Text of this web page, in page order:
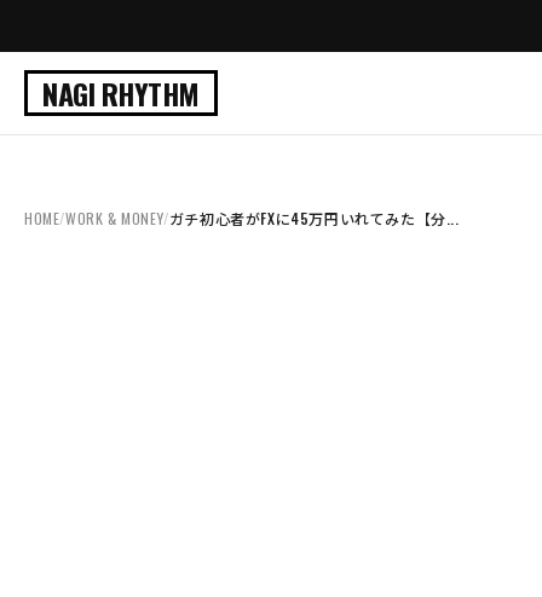
NAGI RHYTHM
HOME/WORK & MONEY/ガチ初心者がFXに45万円いれてみた【分...